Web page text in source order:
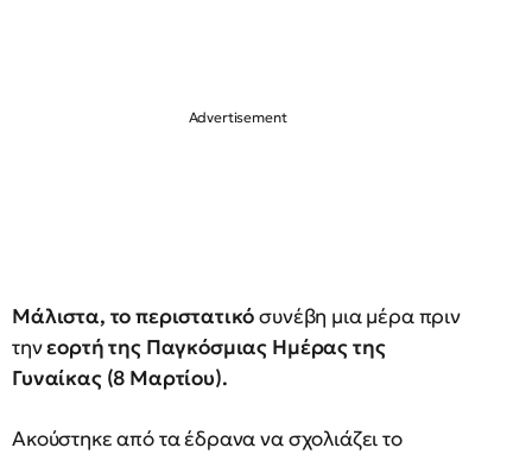
Μάλιστα, το περιστατικόσυνέβη μια μέρα πριν
τηνεορτή της Παγκόσμιας Ημέρας της
Γυναίκας (8 Μαρτίου).
Ακούστηκε από τα έδρανα να σχολιάζει το